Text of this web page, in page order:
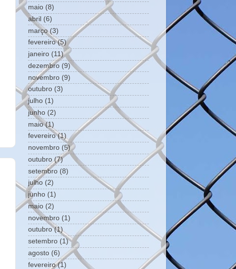
maio (8)
abril (6)
março(3)
fevereiro(5)
janeiro (11)
dezembro (9)
novembro (9)
outubro (3)
julho (1)
junho (2)
maio(1)
fevereiro(1)
novembro (5)
outubro (7)
setembro (8)
julho (2)
junho (1)
maio (2)
novembro (1)
outubro(1)
setembro (1)
agosto (6)
fevereiro(1)